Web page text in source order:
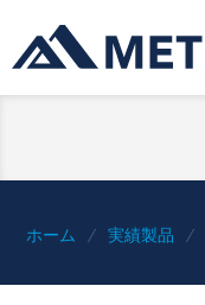
ホーム 実績製品